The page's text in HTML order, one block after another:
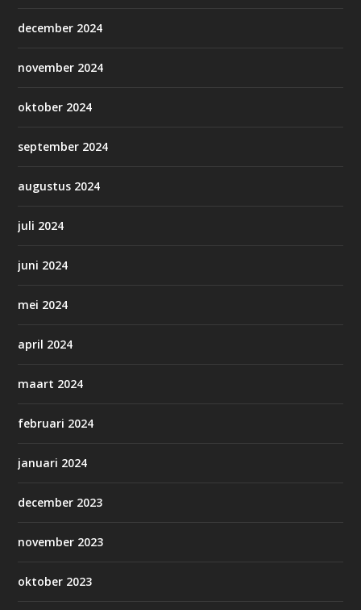
december 2024
november 2024
oktober 2024
september 2024
augustus 2024
juli 2024
juni 2024
mei 2024
april 2024
maart 2024
februari 2024
januari 2024
december 2023
november 2023
oktober 2023